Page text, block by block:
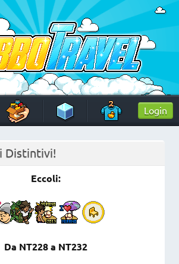
HabboTravelLogin
Distintivi!
Eccoli:
Da NT228 a NT232